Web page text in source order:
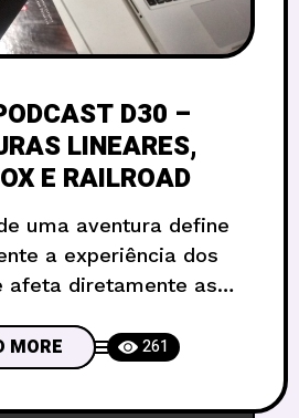
D30 –
LINEARES,
E RAILROAD
uma aventura define
a experiência dos
afeta diretamente as
significa que a forma
narra vai influenciar
dos jogadores dentro
MORE 261